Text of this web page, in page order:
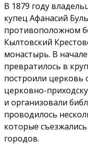
В 1879 году
купец Афанасий
противоположном
Кылтовский
монастырь. В
превратилось в
построили церковь
церковно-
и организовали
проводилось
которые
городов.